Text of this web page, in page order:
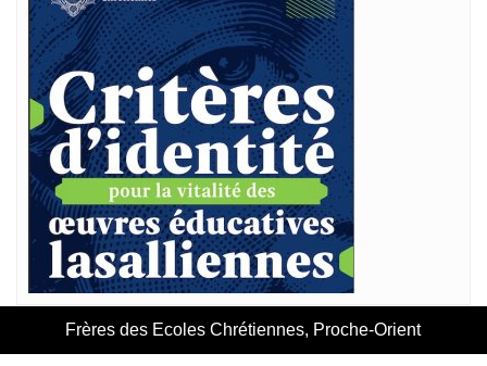
Frères des Ecoles Chrétiennes, Proche-Orient